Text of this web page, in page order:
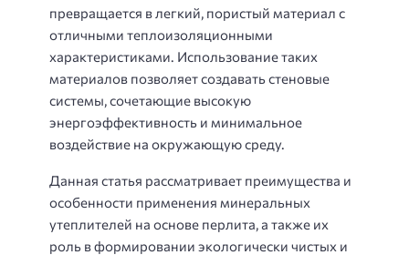
превращается в легкий, пористый материал с
отличными теплоизоляционными
характеристиками. Использование таких
материалов позволяет создавать стеновые
системы, сочетающие высокую
энергоэффективность и минимальное
воздействие на окружающую среду.
Данная статья рассматривает преимущества и
особенности применения минеральных
утеплителей на основе перлита, а также их
роль в формировании экологически чистых и